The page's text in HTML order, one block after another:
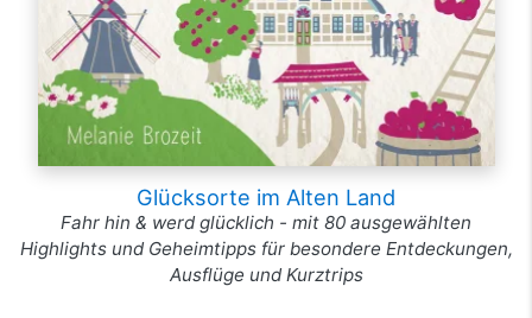
Glücksorte im Alten Land
Fahr hin & werd glücklich - mit 80 ausgewählten
Highlights und Geheimtipps für besondere Entdeckungen,
Ausflüge und Kurztrips